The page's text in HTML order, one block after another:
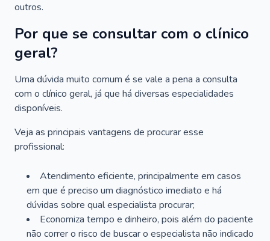
outros.
Por que se consultar com o clínico
geral?
Uma dúvida muito comum é se vale a pena a consulta
com o clínico geral, já que há diversas especialidades
disponíveis.
Veja as principais vantagens de procurar esse
profissional:
Atendimento eficiente, principalmente em casos
em que é preciso um diagnóstico imediato e há
dúvidas sobre qual especialista procurar;
Economiza tempo e dinheiro, pois além do paciente
não correr o risco de buscar o especialista não indicado